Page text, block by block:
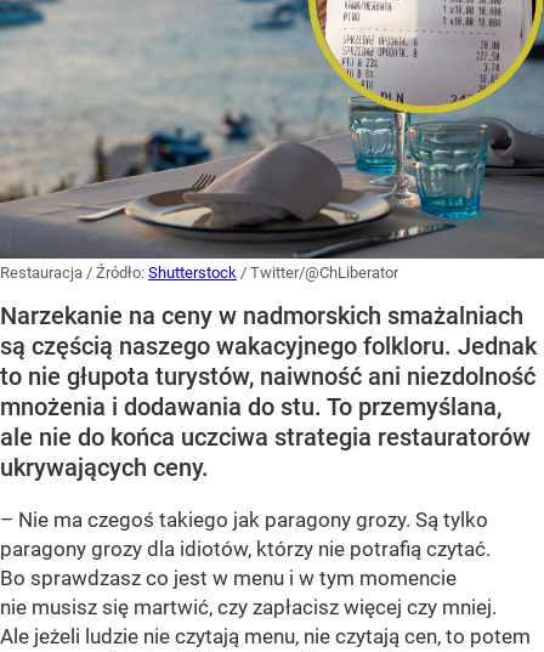
Restauracja / Źródło: Shutterstock / Twitter/@ChLiberator
Narzekanie na ceny w nadmorskich smażalniach
są częścią naszego wakacyjnego folkloru. Jednak
to nie głupota turystów, naiwność ani niezdolność
mnożenia i dodawania do stu. To przemyślana,
ale nie do końca uczciwa strategia restauratorów
ukrywających ceny.
– Nie ma czegoś takiego jak paragony grozy. Są tylko
paragony grozy dla idiotów, którzy nie potrafią czytać.
Bo sprawdzasz co jest w menu i w tym momencie
nie musisz się martwić, czy zapłacisz więcej czy mniej.
Ale jeżeli ludzie nie czytają menu, nie czytają cen, to potem